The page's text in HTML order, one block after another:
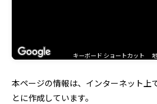
キーボード ショートカット
本ページの情報は、インターネット上
とに作成しています。